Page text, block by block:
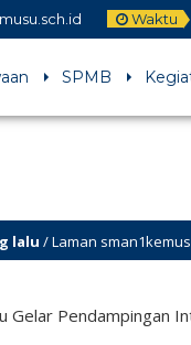
Waktu
SPMB
Gelar Pendampingan